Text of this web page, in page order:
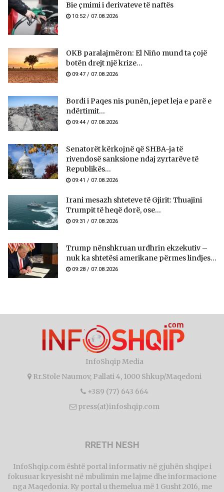
Bie çmimi i derivateve të naftës
10:52 / 07.08.2026
OKB paralajmëron: El Niño mund ta çojë
botën drejt një krize...
09:47 / 07.08.2026
Bordi i Paqes nis punën, jepet leja e parë e
ndërtimit...
09:44 / 07.08.2026
Senatorët kërkojnë që SHBA-ja të
rivendosë sanksione ndaj zyrtarëve të
Republikës...
09:41 / 07.08.2026
Irani mesazh shteteve të Gjirit: Thuajini
Trumpit të heqë dorë, ose...
09:31 / 07.08.2026
Trump nënshkruan urdhrin ekzekutiv –
nuk ka shtetësi amerikane përmes lindjes...
09:28 / 07.08.2026
InfoShqip Media
Rr.Stole Naumov, Pallati 4, 1000 Shkup/Maqedoni
+389 (77) 643 664
press(at)infoshqip.com
RRETH NESH
InfoShqip.com është portal informativ në gjuhën shqipe i
fokusuar kryesisht në mbulimin me lajme dhe informacione
nga Maqedonia. Ky portal u themelua më 1 Gusht 2016, me